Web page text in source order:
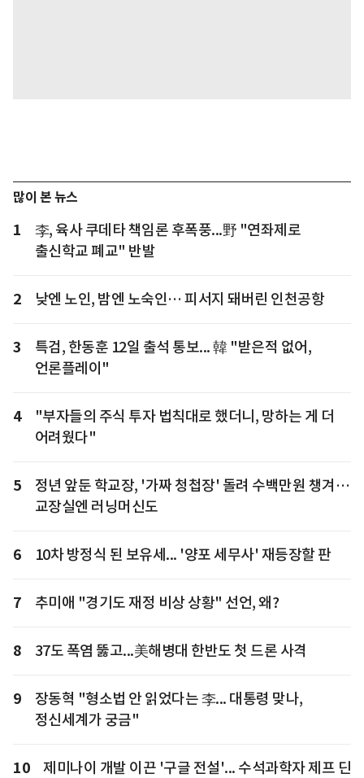
많이 본 뉴스
1
李, 육사 쿠데타 책임론 후폭풍...野 "연좌제로
출신학교 폐교" 반발
2 낮엔 노인, 밤엔 노숙인… 피서지 돼버린 인천공항
3
특검, 한동훈 12일 출석 통보... 韓 "받은적 없어,
언론플레이"
4
"부자들의 주식 투자 법칙대로 했더니, 망하는 게 더
어려웠다"
5
정년 앞둔 학교장, '가짜 청첩장' 돌려 수백만원 챙겨…
교장실엔 러닝머신도
6 10차 방정식 된 보유세... '양포 세무사' 재등장할 판
7 추미애 "경기도 재정 비상 상황" 선언, 왜?
8 37도 폭염 뚫고...美해병대 한반도 첫 드론 사격
9
장동혁 "형소법 안 읽었다는 李... 대통령 맞나,
정신세계가 궁금"
10
제미나이 개발 이끈 '구글 전설'... 수석과학자 제프 딘